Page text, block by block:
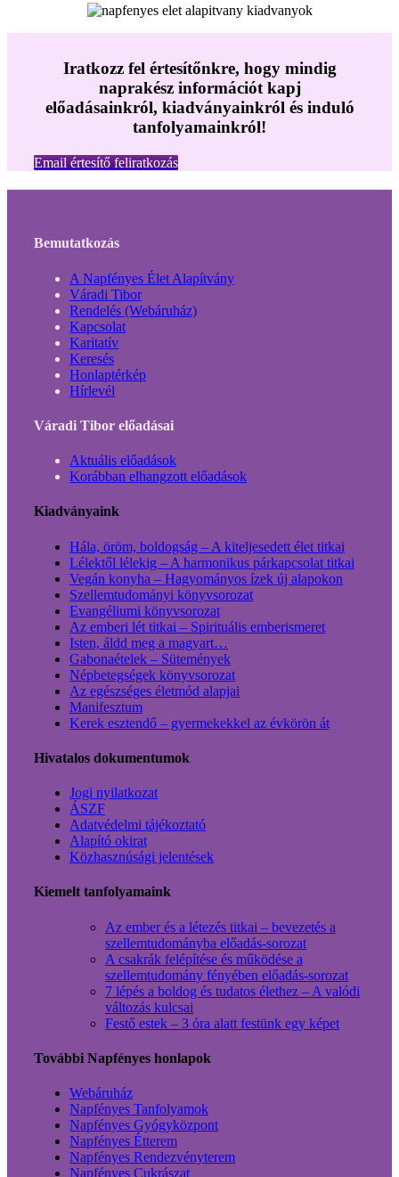
Iratkozz fel értesítőnkre, hogy mindig
naprakész információt kapj
előadásainkról, kiadványainkról és induló
tanfolyamainkról!
Email értesítő feliratkozás
Bemutatkozás
A Napfényes Élet Alapítvány
Váradi Tibor
Rendelés (Webáruház)
Kapcsolat
Karitatív
Keresés
Honlaptérkép
Hírlevél
Váradi Tibor előadásai
Aktuális előadások
Korábban elhangzott előadások
Kiadványaink
Hála, öröm, boldogság – A kiteljesedett élet titkai
Lélektől lélekig – A harmonikus párkapcsolat titkai
Vegán konyha – Hagyományos ízek új alapokon
Szellemtudományi könyvsorozat
Evangéliumi könyvsorozat
Az emberi lét titkai – Spirituális emberismeret
Isten, áldd meg a magyart…
Gabonaételek – Sütemények
Népbetegségek könyvsorozat
Az egészséges életmód alapjai
Manifesztum
Kerek esztendő – gyermekekkel az évkörön át
Hivatalos dokumentumok
Jogi nyilatkozat
ÁSZF
Adatvédelmi tájékoztató
Alapító okirat
Közhasznúsági jelentések
Kiemelt tanfolyamaink
Az ember és a létezés titkai – bevezetés a
szellemtudományba előadás-sorozat
A csakrák felépítése és működése a
szellemtudomány fényében előadás-sorozat
7 lépés a boldog és tudatos élethez – A valódi
változás kulcsai
Festő estek – 3 óra alatt festünk egy képet
További Napfényes honlapok
Webáruház
Napfényes Tanfolyamok
Napfényes Gyógyközpont
Napfényes Étterem
Napfényes Rendezvényterem
Napfényes Cukrászat